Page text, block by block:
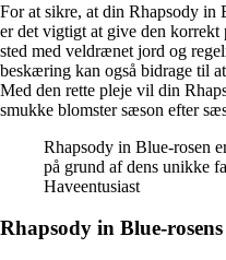
For at sikre, at din Rhapsody in
er det vigtigt at give den korrekt
sted med veldrænet jord og
beskæring kan også bidrage til
Med den rette pleje vil din
smukke blomster sæson efter
Rhapsody in Blue-rosen
på grund af dens unikke
Haveentusiast
Rhapsody in Blue-